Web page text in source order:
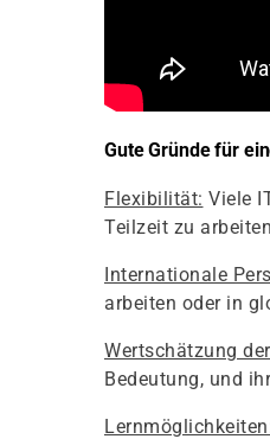
Gute Gründe für
Flexibilität: Viele
Teilzeit zu
Internationale
arbeiten oder in
Wertschätzung
Bedeutung, und